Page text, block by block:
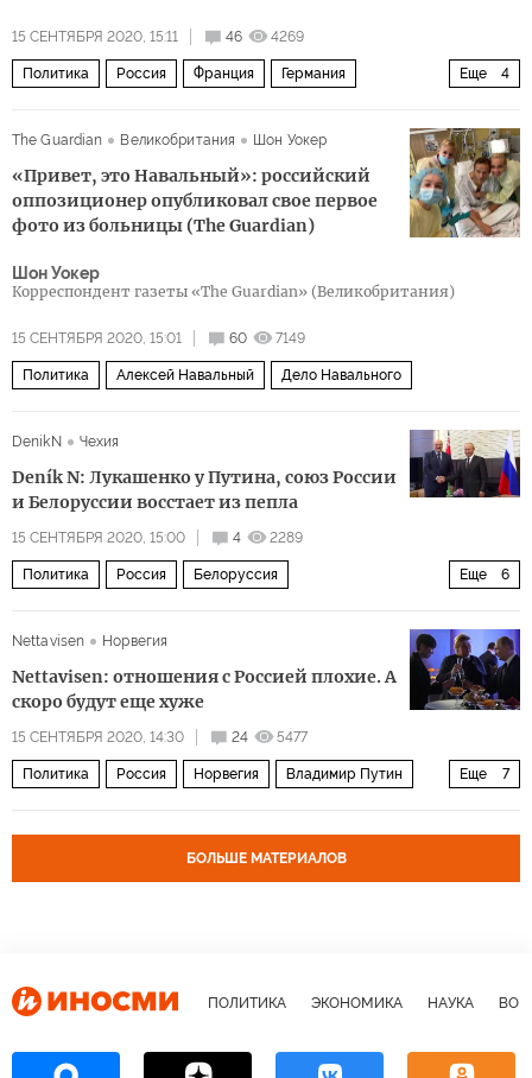
15 СЕНТЯБРЯ 2020, 15:11 46 4269
Еще 4
Политика Россия Франция Германия
Дело Навального
The Guardian Великобритания Шон Уокер
«Привет, это Навальный»: российский
оппозиционер опубликовал свое первое
фото из больницы (The Guardian)
Шон Уокер
Корреспондент газеты «The Guardian» (Великобритания)
15 СЕНТЯБРЯ 2020, 15:01 60 7149
Политика Алексей Навальный Дело Навального
DenikN Чехия
Deník N: Лукашенко у Путина, союз России
и Белоруссии восстает из пепла
15 СЕНТЯБРЯ 2020, 15:00 4 2289
Еще 6
Политика Россия Белоруссия
переговоры
Nettavisen Норвегия
Nettavisen: отношения с Россией плохие. А
скоро будут еще хуже
15 СЕНТЯБРЯ 2020, 14:30 24 5477
Еще 7
Политика Россия Норвегия Владимир Путин
отравление Новичок
БОЛЬШЕ МАТЕРИАЛОВ
ПОЛИТИКА ЭКОНОМИКА НАУКА